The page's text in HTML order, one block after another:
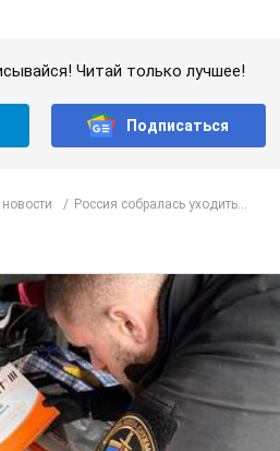
Читай только лучшее!
Подписаться
Россия собралась уходить...